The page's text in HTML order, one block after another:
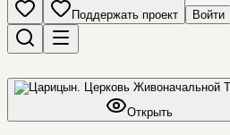
Поддержать проект Войти
Открыть